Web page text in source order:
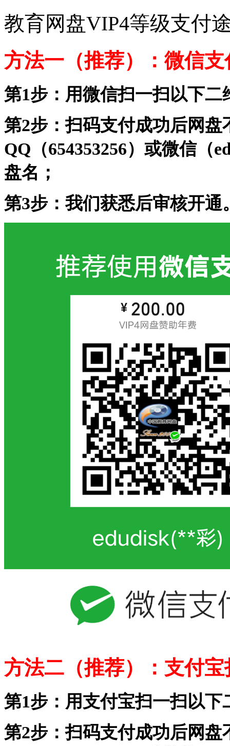
教育网盘VIP4等级支付
方法一（推荐）：微信支
第1步：用微信扫一扫以下二
第2步：扫码支付成功后网
QQ（654353256）或微信（
盘名；
第3步：我们获悉后审核开通
方法二（推荐）：支付
第1步：用支付宝扫一扫以下
第2步：扫码支付成功后网